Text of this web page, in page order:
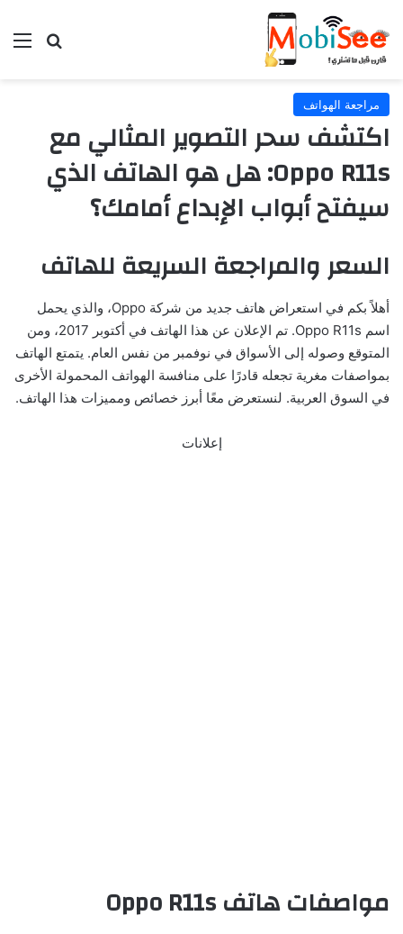
بحث
مراجعة الهواتف
اكتشف سحر التصوير المثالي مع
Oppo R11s: هل هو الهاتف الذي
سيفتح أبواب الإبداع أمامك؟
السعر والمراجعة السريعة للهاتف
أهلاً بكم في استعراض هاتف جديد من شركة Oppo، والذي يحمل
اسم Oppo R11s. تم الإعلان عن هذا الهاتف في أكتوبر 2017، ومن
المتوقع وصوله إلى الأسواق في نوفمبر من نفس العام. يتمتع الهاتف
بمواصفات مغرية تجعله قادرًا على منافسة الهواتف المحمولة الأخرى
في السوق العربية. لنستعرض معًا أبرز خصائص ومميزات هذا الهاتف.
إعلانات
مواصفات هاتف Oppo R11s